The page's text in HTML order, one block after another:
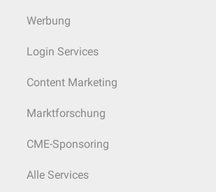
Werbung
Login Services
Content Marketing
Marktforschung
CME-Sponsoring
Alle Services